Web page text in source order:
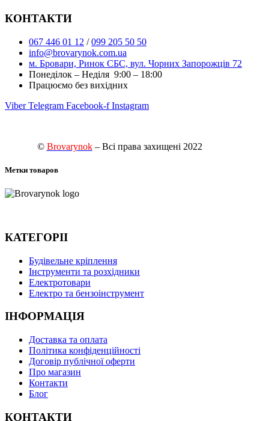
КОНТАКТИ
067 446 01 12 /099 205 50 50
info@brovarynok.com.ua
м. Бровари, Ринок СБС, вул. Чорних Запорожців 72
Понеділок – Неділя 9:00 – 18:00
Працюємо без вихідних
Viber Telegram Facebook-f Instagram
© Brovarynok– Всі права захищені 2022
Метки товаров
КАТЕГОРІІ
Будівельне кріплення
Інструменти та розхідники
Електротовари
Електро та бензоінструмент
ІНФОРМАЦІЯ
Доставка та оплата
Політика конфіденційності
Договір публічної оферти
Про магазин
Контакти
Блог
КОНТАКТИ